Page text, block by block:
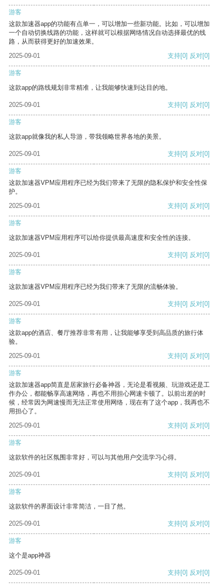
游客
这款加速器app的功能有点单一，可以增加一些新功能。比如，可以增加
一个自动切换线路的功能，这样就可以根据网络情况自动选择最优的线
路，从而获得更好的加速效果。
2025-09-01
支持[0] 反对[0]
游客
这款app的路线规划非常精准，让我能够快速到达目的地。
2025-09-01 支持[0] 反对[0]
游客
这款app就像我的私人导游，带我领略世界各地的美景。
2025-09-01 支持[0] 反对[0]
游客
这款加速器VPM应用程序已经为我们带来了无限的隐私保护和安全性保
护。
2025-09-01
支持[0] 反对[0]
游客
这款加速器VPM应用程序可以给你提供最高速度和安全性的连接。
2025-09-01 支持[0] 反对[0]
游客
这款加速器VPM应用程序已经为我们带来了无限的流畅体验。
2025-09-01 支持[0] 反对[0]
游客
这款app的酒店、餐厅推荐非常有用，让我能够享受到高品质的旅行体
验。
2025-09-01
支持[0] 反对[0]
游客
这款加速器app简直是居家旅行必备神器，无论是看视频、玩游戏还是工
作办公，都能畅享高速网络，再也不用担心网速卡顿了。以前出差的时
候，经常因为网速慢而无法正常使用网络，现在有了这个app，我再也不
用担心了。
2025-09-01
支持[0] 反对[0]
游客
这款软件的社区氛围非常好，可以与其他用户交流学习心得。
2025-09-01 支持[0] 反对[0]
游客
这款软件的界面设计非常简洁，一目了然。
2025-09-01 支持[0] 反对[0]
游客
这个是app神器
2025-09-01 支持[0] 反对[0]